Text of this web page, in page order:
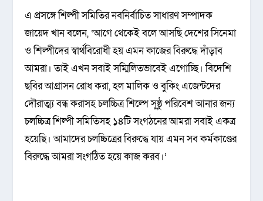
এ প্রসঙ্গে শিল্পী সমিতির নবনির্বাচিত সাধারণ সম্পাদক
জায়েদ খান বলেন, ‘আগে থেকেই বলে আসছি দেশের সিনেমা
ও শিল্পীদের স্বার্থবিরোধী হয় এমন কাজের বিরুদ্ধে দাঁড়াব
আমরা। তাই এখন সবাই সম্মিলিতভাবেই এগোচ্ছি। বিদেশি
ছবির আগ্রাসন রোধ করা, হল মালিক ও বুকিং এজেন্টদের
দৌরাত্ম্য বন্ধ করাসহ চলচ্চিত্র শিল্পে সুষ্ঠু পরিবেশ আনার জন্য
চলচ্চিত্র শিল্পী সমিতিসহ ১৪টি সংগঠনের আমরা সবাই একত্র
হয়েছি। আমাদের চলচ্চিত্রের বিরুদ্ধে যায় এমন সব কর্মকাণ্ডের
বিরুদ্ধে আমরা সংগঠিত হয়ে কাজ করব।’